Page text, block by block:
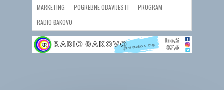
MARKETING POGREBNE OBAVIJESTI
PROGRAM
RADIO ĐAKOVO